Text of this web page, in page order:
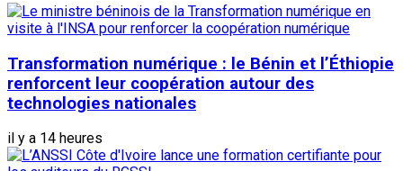
Transformation numérique : le Bénin et l’Éthiopie
renforcent leur coopération autour des
technologies nationales
il y a 14 heures